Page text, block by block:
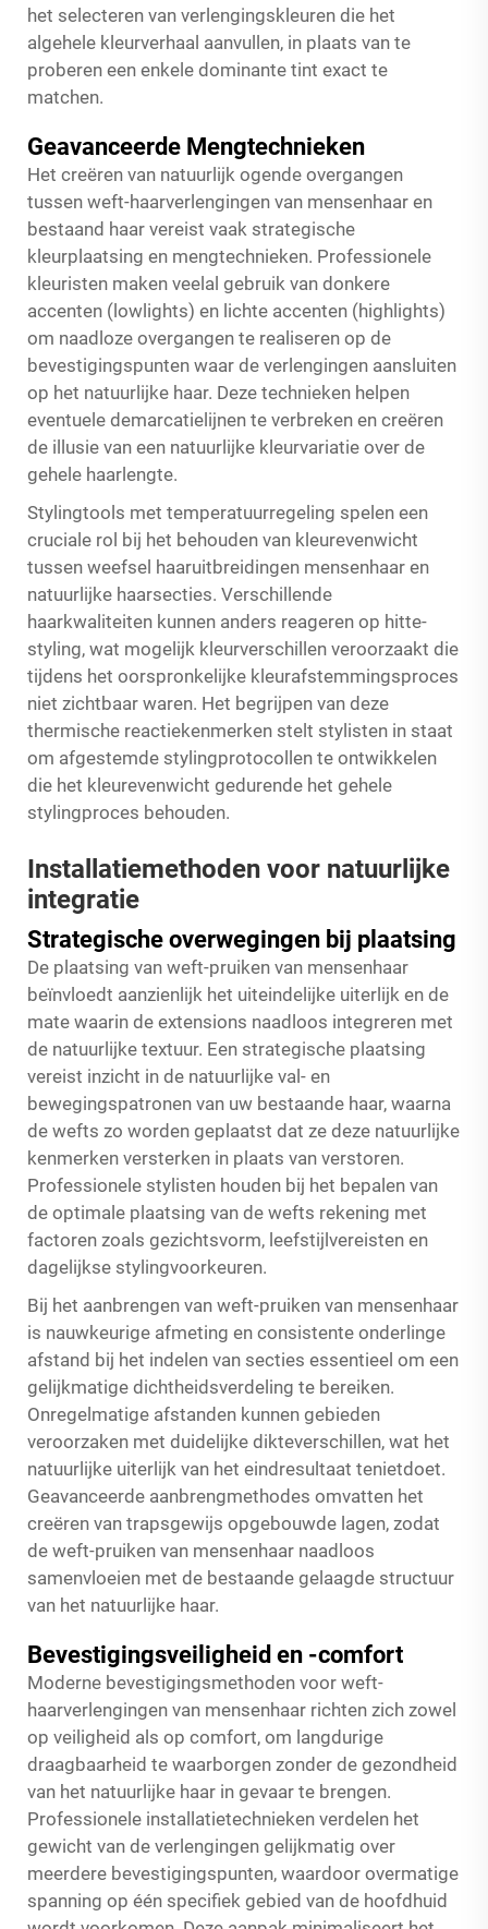
het selecteren van verlengingskleuren die het
algehele kleurverhaal aanvullen, in plaats van te
proberen een enkele dominante tint exact te
matchen.
Geavanceerde Mengtechnieken
Het creëren van natuurlijk ogende overgangen
tussen weft-haarverlengingen van mensenhaar en
bestaand haar vereist vaak strategische
kleurplaatsing en mengtechnieken. Professionele
kleuristen maken veelal gebruik van donkere
accenten (lowlights) en lichte accenten (highlights)
om naadloze overgangen te realiseren op de
bevestigingspunten waar de verlengingen aansluiten
op het natuurlijke haar. Deze technieken helpen
eventuele demarcatielijnen te verbreken en creëren
de illusie van een natuurlijke kleurvariatie over de
gehele haarlengte.
Stylingtools met temperatuurregeling spelen een
cruciale rol bij het behouden van kleurevenwicht
tussen weefsel haaruitbreidingen mensenhaar en
natuurlijke haarsecties. Verschillende
haarkwaliteiten kunnen anders reageren op hitte-
styling, wat mogelijk kleurverschillen veroorzaakt die
tijdens het oorspronkelijke kleurafstemmingsproces
niet zichtbaar waren. Het begrijpen van deze
thermische reactiekenmerken stelt stylisten in staat
om afgestemde stylingprotocollen te ontwikkelen
die het kleurevenwicht gedurende het gehele
stylingproces behouden.
Installatiemethoden voor natuurlijke
integratie
Strategische overwegingen bij plaatsing
De plaatsing van weft-pruiken van mensenhaar
beïnvloedt aanzienlijk het uiteindelijke uiterlijk en de
mate waarin de extensions naadloos integreren met
de natuurlijke textuur. Een strategische plaatsing
vereist inzicht in de natuurlijke val- en
bewegingspatronen van uw bestaande haar, waarna
de wefts zo worden geplaatst dat ze deze natuurlijke
kenmerken versterken in plaats van verstoren.
Professionele stylisten houden bij het bepalen van
de optimale plaatsing van de wefts rekening met
factoren zoals gezichtsvorm, leefstijlvereisten en
dagelijkse stylingvoorkeuren.
Bij het aanbrengen van weft-pruiken van mensenhaar
is nauwkeurige afmeting en consistente onderlinge
afstand bij het indelen van secties essentieel om een
gelijkmatige dichtheidsverdeling te bereiken.
Onregelmatige afstanden kunnen gebieden
veroorzaken met duidelijke dikteverschillen, wat het
natuurlijke uiterlijk van het eindresultaat tenietdoet.
Geavanceerde aanbrengmethodes omvatten het
creëren van trapsgewijs opgebouwde lagen, zodat
de weft-pruiken van mensenhaar naadloos
samenvloeien met de bestaande gelaagde structuur
van het natuurlijke haar.
Bevestigingsveiligheid en -comfort
Moderne bevestigingsmethoden voor weft-
haarverlengingen van mensenhaar richten zich zowel
op veiligheid als op comfort, om langdurige
draagbaarheid te waarborgen zonder de gezondheid
van het natuurlijke haar in gevaar te brengen.
Professionele installatietechnieken verdelen het
gewicht van de verlengingen gelijkmatig over
meerdere bevestigingspunten, waardoor overmatige
spanning op één specifiek gebied van de hoofdhuid